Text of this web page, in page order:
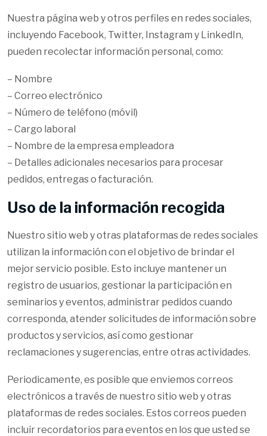
Nuestra página web y otros perfiles en redes sociales,
incluyendo Facebook, Twitter, Instagram y LinkedIn,
pueden recolectar información personal, como:
– Nombre
– Correo electrónico
– Número de teléfono (móvil)
– Cargo laboral
– Nombre de la empresa empleadora
– Detalles adicionales necesarios para procesar
pedidos, entregas o facturación.
Uso de la información recogida
Nuestro sitio web y otras plataformas de redes sociales
utilizan la información con el objetivo de brindar el
mejor servicio posible. Esto incluye mantener un
registro de usuarios, gestionar la participación en
seminarios y eventos, administrar pedidos cuando
corresponda, atender solicitudes de información sobre
productos y servicios, así como gestionar
reclamaciones y sugerencias, entre otras actividades.
Periodicamente, es posible que enviemos correos
electrónicos a través de nuestro sitio web y otras
plataformas de redes sociales. Estos correos pueden
incluir recordatorios para eventos en los que usted se